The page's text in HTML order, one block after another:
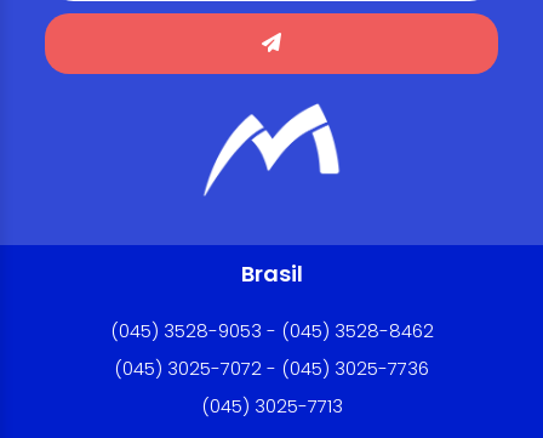
Brasil
(045) 3528-9053 - (045) 3528-8462
(045) 3025-7072 - (045) 3025-7736
(045) 3025-7713